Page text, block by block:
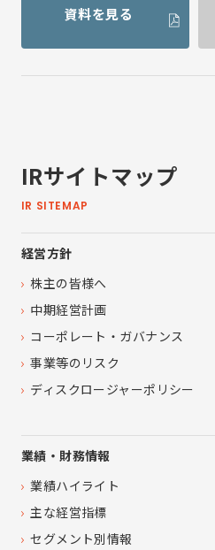
資料を見る
IRサイトマップ
IR SITEMAP
経営方針
株主の皆様へ
中期経営計画
コーポレート・ガバナンス
事業等のリスク
ディスクロージャーポリシー
業績・財務情報
業績ハイライト
主な経営指標
セグメント別情報